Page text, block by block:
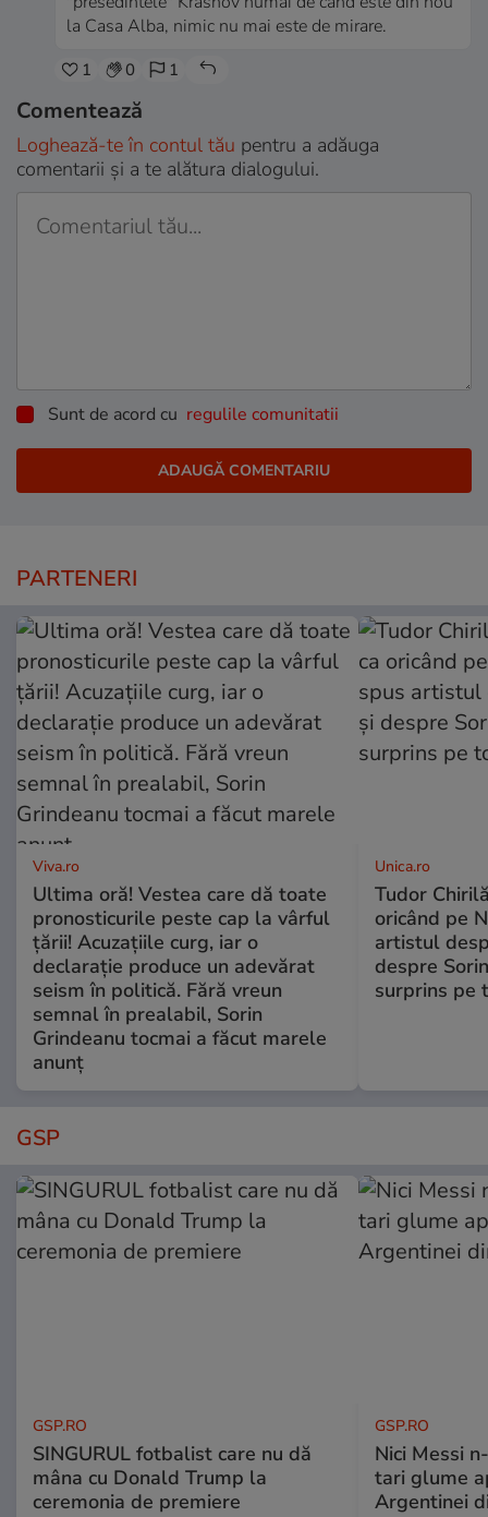
la Casa Alba, nimic nu mai este de mirare.
1 0 1
Comentează
Loghează-te în contul tău pentru a adăuga
comentarii și a te alătura dialogului.
Sunt de acord cu regulile comunitatii
PARTENERI
Viva.ro
Ultima oră! Vestea care dă toate
pronosticurile peste cap la vârful
țării! Acuzațiile curg, iar o
declarație produce un adevărat
seism în politică. Fără vreun
semnal în prealabil, Sorin
Grindeanu tocmai a făcut marele
anunț
Unica.ro
Tudor
oricând pe
artistul
despre
surprins pe
GSP
GSP.RO
SINGURUL fotbalist care nu dă
mâna cu Donald Trump la
ceremonia de premiere
GSP.RO
Nici Messi
tari glume
Argentinei